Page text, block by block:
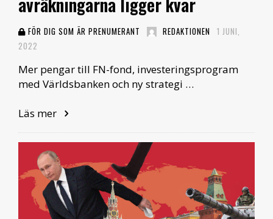
FÖR DIG SOM ÄR PRENUMERANT REDAKTIONEN 1 JUNI,
2022
Mer pengar till FN-fond, investeringsprogram
med Världsbanken och ny strategi …
Läs mer